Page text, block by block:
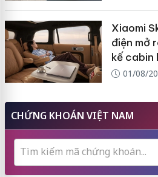
Xiaomi
điện mở
kế cabin
01/08/
CHỨNG KHOÁN VIỆT NAM
Tìm kiếm mã chứng khoán...